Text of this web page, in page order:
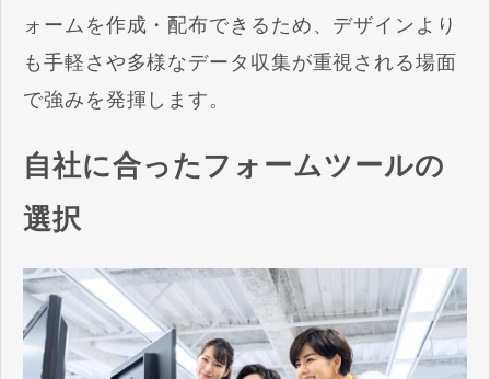
ォームを作成・配布できるため、デザインより
も手軽さや多様なデータ収集が重視される場面
で強みを発揮します。
自社に合ったフォームツールの
選択